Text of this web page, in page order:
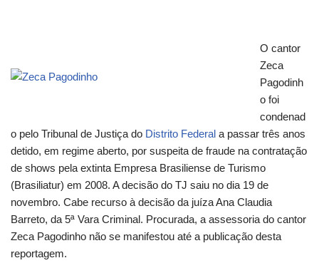
O cantor
Zeca
Pagodinh
o foi
condenad
o pelo Tribunal de Justiça do Distrito Federal a passar três anos
detido, em regime aberto, por suspeita de fraude na contratação
de shows pela extinta Empresa Brasiliense de Turismo
(Brasiliatur) em 2008. A decisão do TJ saiu no dia 19 de
novembro. Cabe recurso à decisão da juíza Ana Claudia
Barreto, da 5ª Vara Criminal. Procurada, a assessoria do cantor
Zeca Pagodinho não se manifestou até a publicação desta
reportagem.